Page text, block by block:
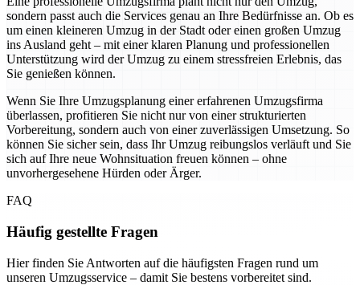
sondern passt auch die Services genau an Ihre Bedürfnisse an. Ob es
um einen kleineren Umzug in der Stadt oder einen großen Umzug
ins Ausland geht – mit einer klaren Planung und professionellen
Unterstützung wird der Umzug zu einem stressfreien Erlebnis, das
Sie genießen können.
Wenn Sie Ihre Umzugsplanung einer erfahrenen Umzugsfirma
überlassen, profitieren Sie nicht nur von einer strukturierten
Vorbereitung, sondern auch von einer zuverlässigen Umsetzung. So
können Sie sicher sein, dass Ihr Umzug reibungslos verläuft und Sie
sich auf Ihre neue Wohnsituation freuen können – ohne
unvorhergesehene Hürden oder Ärger.
FAQ
Häufig gestellte Fragen
Hier finden Sie Antworten auf die häufigsten Fragen rund um
unseren Umzugsservice – damit Sie bestens vorbereitet sind.